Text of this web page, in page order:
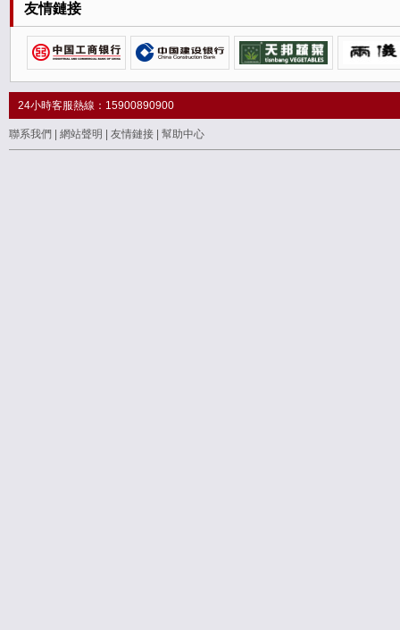
友情鏈接
24小時客服熱線：15900890900
聯系我們 網站聲明 友情鏈接 幫助中心